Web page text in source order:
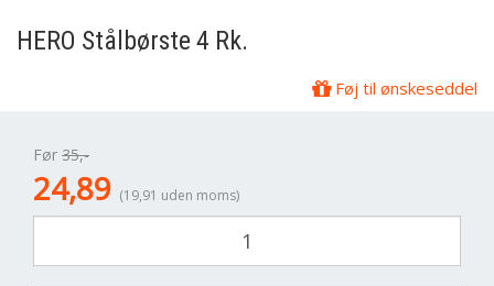
HERO Stålbørste 4 Rk.
Føj til ønskeseddel
Før 35,-
24,89 (19,91 uden moms)